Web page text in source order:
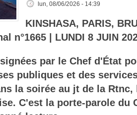
lun, 08/06/2026 - 14:39
KINSHASA, PARIS,
n°1665 | LUNDI 8 JUIN
par le Chef d'État
publiques et des
la soirée au jt de la
C'est la porte-parole du